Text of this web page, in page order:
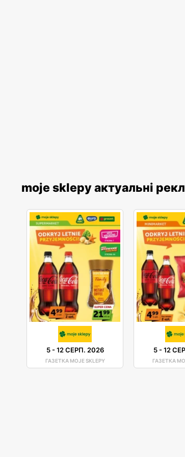
moje sklepy актуальні
5-12 СЕРП. 2026
ГАЗЕТКА MOJE SKLEPY
5-12
ГАЗЕТКА